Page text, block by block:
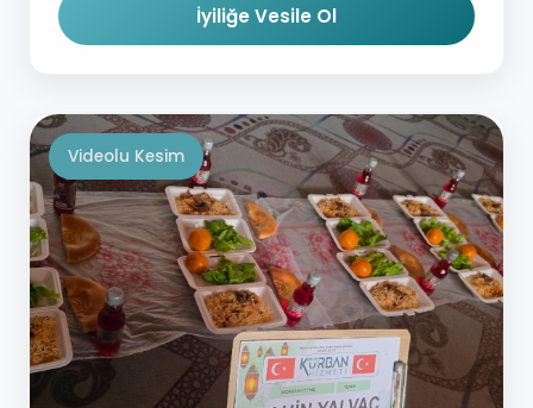
İyiliğe Vesile Ol
Videolu Kesim